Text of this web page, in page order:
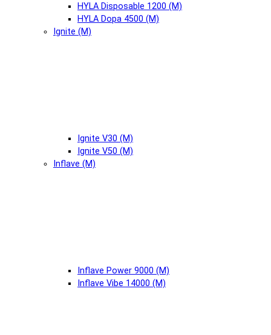
HYLA Disposable 1200 (М)
HYLA Dopa 4500 (М)
Ignite (М)
Ignite V30 (М)
Ignite V50 (М)
Inflave (М)
Inflave Power 9000 (М)
Inflave Vibe 14000 (М)